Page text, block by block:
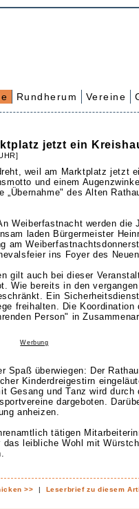
Rundherum Vereine
jetzt ein
weil am Marktplatz jetzt
und einem
des Alten
Weiberfastnacht werden die
laden Bürgermeister
am
ins Foyer des
gilt auch bei dieser
Wie bereits in den
Ein
freihalten. Die Koordination
Person" in
Werbung
Spaß überwiegen: Der
Kinderdreigestirn
Gesang und Tanz wird durch
dargeboten.
anheizen.
tätigen
das leibliche Wohl mit
>> | Leserbrief zu diesem